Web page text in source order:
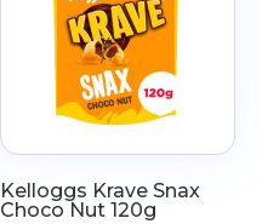
Kelloggs Krave Snax
Choco Nut 120g